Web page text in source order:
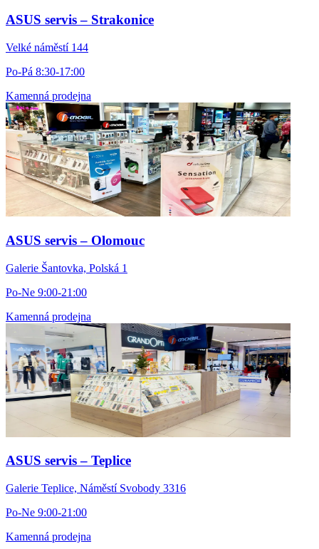
ASUS servis – Strakonice
Velké náměstí 144
Po-Pá 8:30-17:00
Kamenná prodejna
ASUS servis – Olomouc
Galerie Šantovka, Polská 1
Po-Ne 9:00-21:00
Kamenná prodejna
ASUS servis – Teplice
Galerie Teplice, Náměstí Svobody 3316
Po-Ne 9:00-21:00
Kamenná prodejna